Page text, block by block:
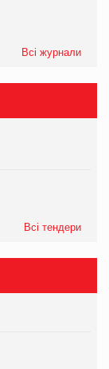
Всі журнали
Всі тендери